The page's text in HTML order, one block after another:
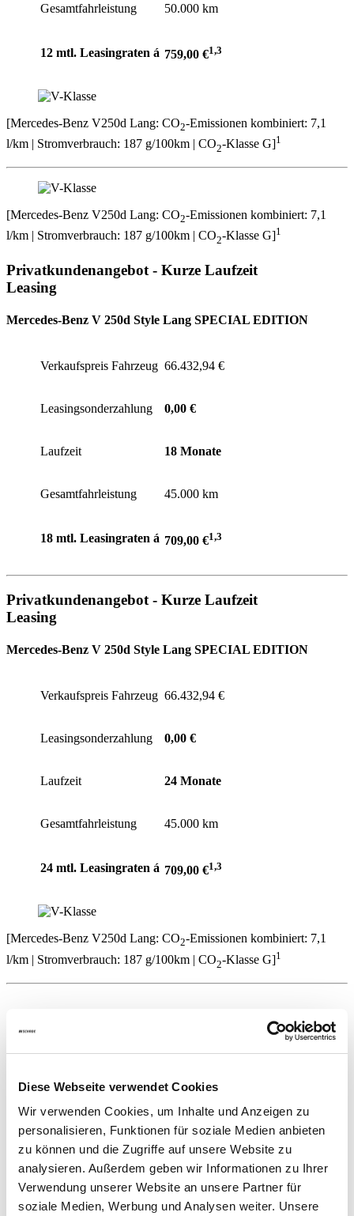
Diese Webseite verwendet Cookies
Wir verwenden Cookies, um Inhalte und Anzeigen zu
personalisieren, Funktionen für soziale Medien anbieten
zu können und die Zugriffe auf unsere Website zu
analysieren. Außerdem geben wir Informationen zu Ihrer
Verwendung unserer Website an unsere Partner für
soziale Medien, Werbung und Analysen weiter. Unsere
Gesamtfahrleistung 50.000 km
12 mtl. Leasingraten á 759,00 €1,3
[Mercedes-Benz V250d Lang: CO2-Emissionen kombiniert: 7,1
l/km | Stromverbrauch: 187 g/100km | CO2-Klasse G]1
[Mercedes-Benz V250d Lang: CO2-Emissionen kombiniert: 7,1
l/km | Stromverbrauch: 187 g/100km | CO2-Klasse G] 1
Privatkundenangebot - Kurze Laufzeit
Leasing
Mercedes-Benz V 250d Style Lang SPECIAL EDITION
Verkaufspreis Fahrzeug 66.432,94 €
Leasingsonderzahlung 0,00 €
Laufzeit 18 Monate
Gesamtfahrleistung 45.000 km
18 mtl. Leasingraten á 709,00 €1,3
Privatkundenangebot - Kurze Laufzeit
Leasing
Mercedes-Benz V 250d Style Lang SPECIAL EDITION
Verkaufspreis Fahrzeug 66.432,94 €
Leasingsonderzahlung 0,00 €
Laufzeit 24 Monate
Gesamtfahrleistung 45.000 km
24 mtl. Leasingraten á 709,00 €1,3
[Mercedes-Benz V250d Lang: CO2-Emissionen kombiniert: 7,1
l/km | Stromverbrauch: 187 g/100km | CO2-Klasse G]1
Lars Rackow
Verkaufsberater Mercedes-Benz Transporter Neuwagen
+49 3691 8500-1353
l.rackow(at)schade.de
Eisenach